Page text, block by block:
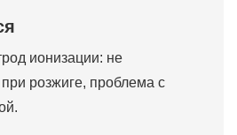
ионизации: не
розжиге, проблема с